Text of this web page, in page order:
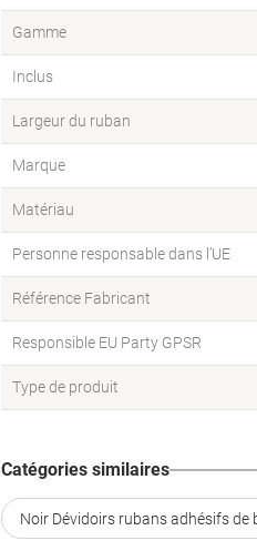
Gamme
Inclus
Largeur du ruban
Marque
Matériau
Personne responsable dans l’UE
Référence Fabricant
Responsible EU Party GPSR
Type de produit
Catégories similaires
Noir Dévidoirs rubans adhésifs de